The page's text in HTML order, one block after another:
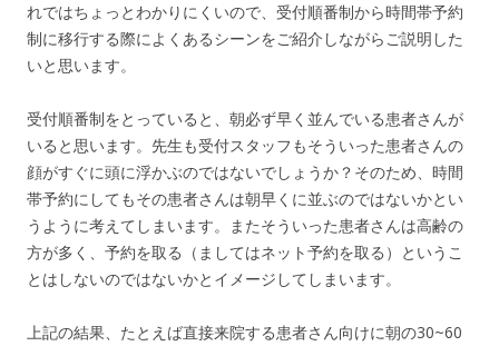
れではちょっとわかりにくいので、受付順番制から時間帯予約
制に移行する際によくあるシーンをご紹介しながらご説明した
いと思います。
受付順番制をとっていると、朝必ず早く並んでいる患者さんが
いると思います。先生も受付スタッフもそういった患者さんの
顔がすぐに頭に浮かぶのではないでしょうか？そのため、時間
帯予約にしてもその患者さんは朝早くに並ぶのではないかとい
うように考えてしまいます。またそういった患者さんは高齢の
方が多く、予約を取る（ましてはネット予約を取る）というこ
とはしないのではないかとイメージしてしまいます。
上記の結果、たとえば直接来院する患者さん向けに朝の30~60